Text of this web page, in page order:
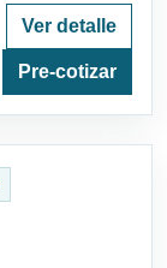
Ver detalle
Pre-cotizar